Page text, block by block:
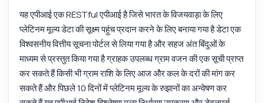
यह एपीआई एक RESTful एपीआई है जिसे भारत के विजयवाड़ा के लिए
प्लेटिनम मूल्य डेटा की सूक्ष्म पहुंच प्रदान करने के लिए बनाया गया है डेटा एक
विश्वसनीय वित्तीय सूचना पोर्टल से लिया गया है और सहज अंत बिंदुओं के
माध्यम से प्रस्तुत किया गया है ग्राहक उपलब्ध ग्राम वजन की एक सूची प्राप्त
कर सकते हैं किसी भी ग्राम राशि के लिए आज और कल के दरों की मांग कर
सकते हैं और पिछले 10 दिनों में प्लेटिनम मूल्य के रुझानों का अन्वेषण कर